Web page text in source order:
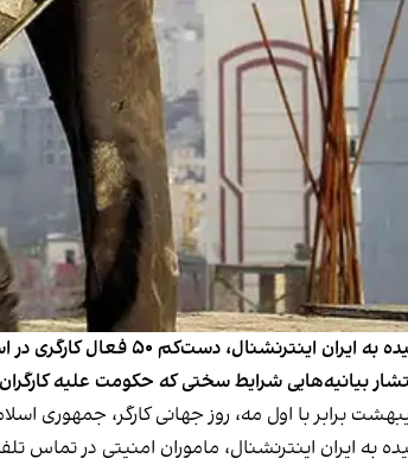
بر اساس گزارش‌های
بیانیه‌هایی شرایط سختی که حکومت علیه
ایران اینترنشنال، ماموران امنیتی در تماس